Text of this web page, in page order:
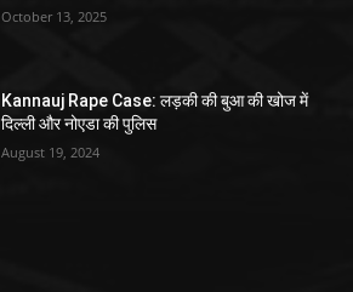
October 13, 2025
Kannauj Rape Case: लड़की की बुआ की खोज में
दिल्ली और नोएडा की पुलिस
August 19, 2024